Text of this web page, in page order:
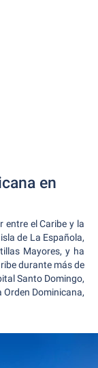
en
entre el Caribe y la
de La Española,
Mayores, y ha
durante más de
Santo Domingo,
Orden Dominicana,